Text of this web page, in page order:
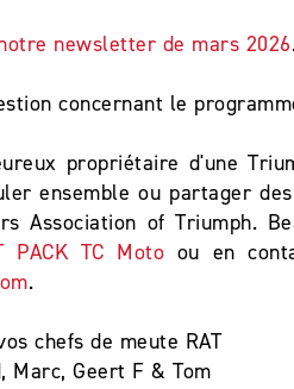
newsletter de mars 2026
concernant le
propriétaire d'une
ensemble ou partager
Association of Triumph.
PACK TC Moto ou en
.
chefs de meute RAT
Marc, Geert F & Tom